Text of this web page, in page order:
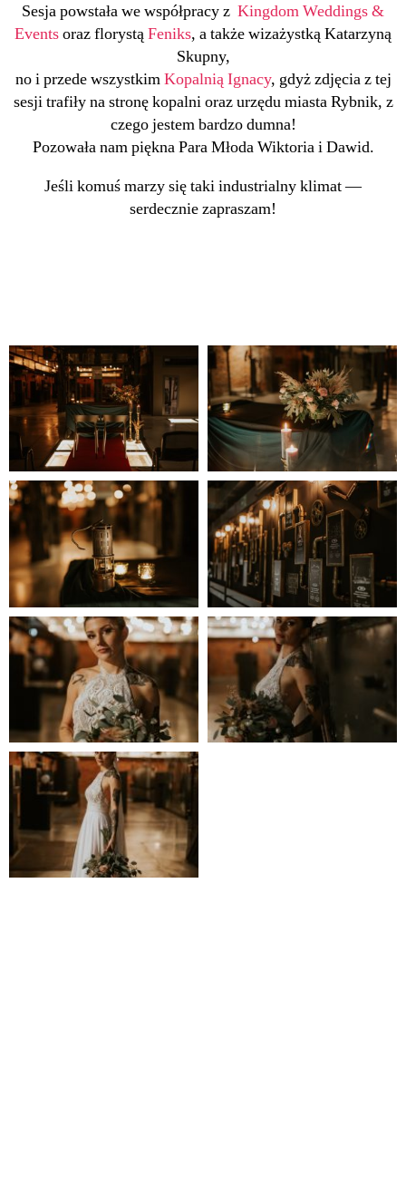
Sesja powstała we współpracy z Kingdom Weddings &
Eventsoraz florystąFeniks, a także wizażystką Katarzyną
Skupny,
no i przede wszystkimKopalnią Ignacy, gdyż zdjęcia z tej
sesji trafiły na stronę kopalni oraz urzędu miasta Rybnik, z
czego jestem bardzo dumna!
Pozowała nam piękna Para Młoda Wiktoria i Dawid.
Jeśli komuś marzy się taki industrialny klimat —
serdecznie zapraszam!